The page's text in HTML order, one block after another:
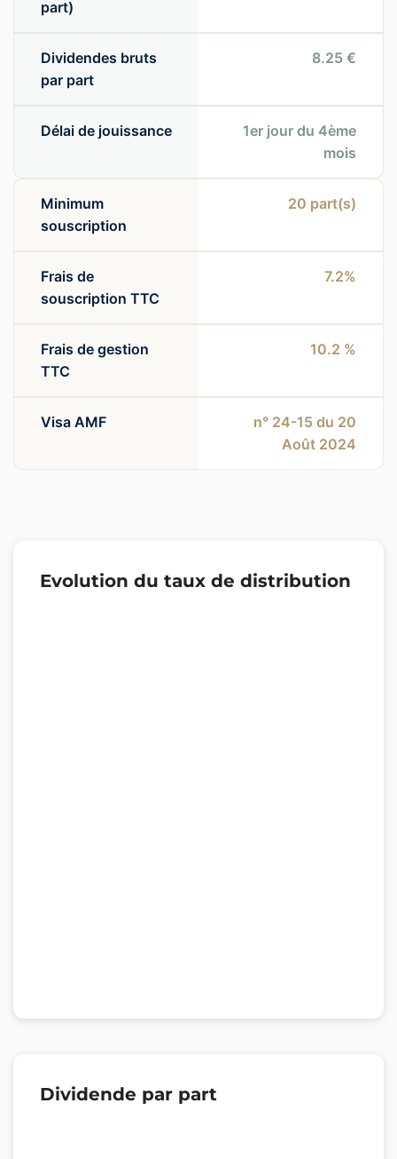
part)
Dividendes bruts
par part
8.25 €
Délai de jouissance
1er jour du 4ème
mois
Minimum
souscription
20 part(s)
Frais de
souscription TTC
7.2%
Frais de gestion
TTC
10.2 %
Visa AMF
n° 24-15 du 20
Août 2024
Evolution du taux de distribution
Dividende par part